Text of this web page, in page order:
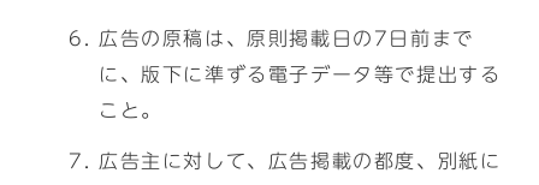
広告の原稿は、原則掲載日の7日前まで
に、版下に準ずる電子データ等で提出する
こと。
広告主に対して、広告掲載の都度、別紙に